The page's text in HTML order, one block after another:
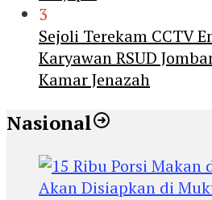
3
Sejoli Terekam CCTV
Karyawan RSUD
Kamar Jenazah
Nasional